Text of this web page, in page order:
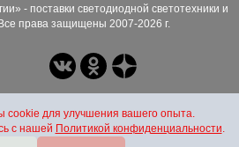
- поставки светодиодной светотехники и
права защищены 2007-2026 г.
cookie для улучшения вашего опыта.
с нашей Политикой конфиденциальности.